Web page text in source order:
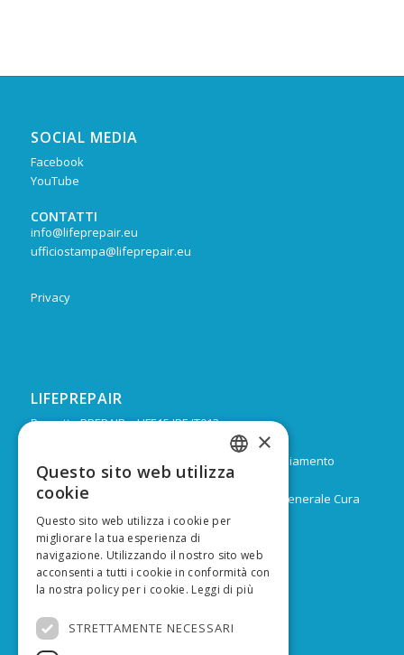
SOCIAL MEDIA
Facebook
YouTube
CONTATTI
info@lifeprepair.eu
ufficiostampa@lifeprepair.eu
Privacy
LIFEPREPAIR
Progetto PREPAIR – LIFE15 IPE IT013
Durata: Febbraio 2017 – Dicembre 2024
Budget: 16.805.939 € di cui 9.974.624 di co-finanziamento
europeo
Capofila: Regione Emilia-Romagna, Direzione Generale Cura
del territorio e dell’ambiente
FINANZIATO DA
ITALIAN
×
Questo sito web utilizza
cookie
Questo sito web utilizza i cookie per
migliorare la tua esperienza di
navigazione. Utilizzando il nostro sito web
acconsenti a tutti i cookie in conformità con
la nostra policy per i cookie. Leggi di più
STRETTAMENTE NECESSARI